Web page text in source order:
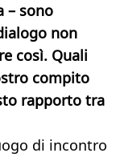
– sono
non
così. Quali
compito
rapporto tra
di incontro